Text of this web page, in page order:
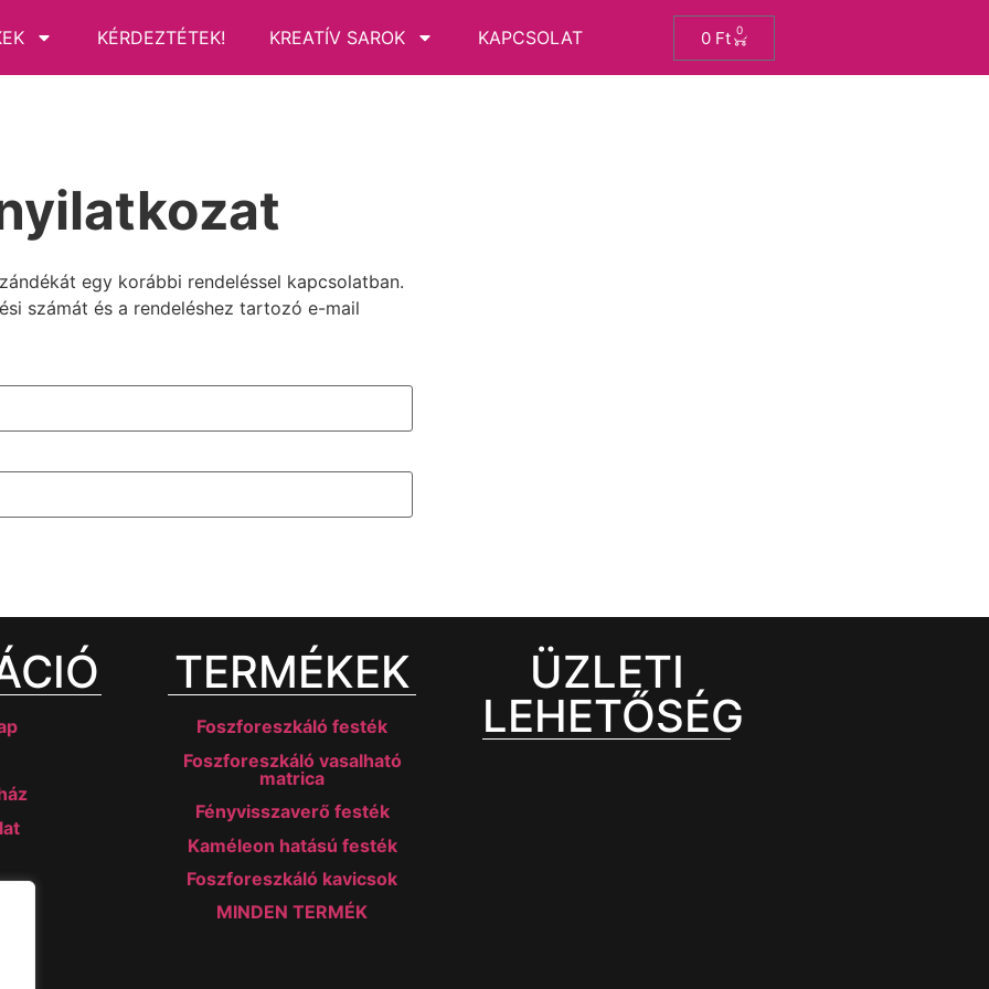
KÉRDEZTÉTEK! KREATÍV SAROK KAPCSOLAT 0 Ft 0
egy korábbi rendeléssel kapcsolatban.
számát és a rendeléshez tartozó e-mail
TERMÉKEK
Foszforeszkáló festék
Foszforeszkáló vasalható
matrica
Fényvisszaverő festék
Kaméleon hatású festék
Foszforeszkáló kavicsok
MINDEN TERMÉK
ÜZLETI
LEHETŐSÉG